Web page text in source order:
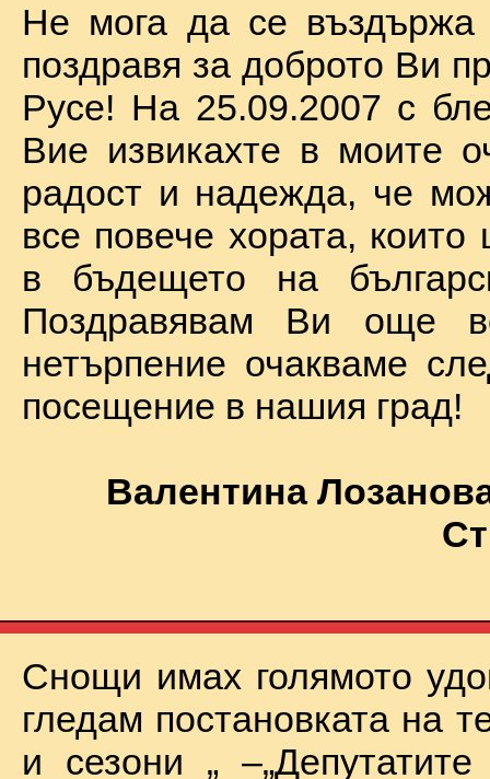
Не мога да се
поздравя за доброто Ви
Русе! На 25.09.2007 с
Вие извикахте в моите
радост и надежда, че
все повече хората, които
в бъдещето на
Поздравявам Ви още
нетърпение очакваме
посещение в нашия град!
Валентина
Снощи имах голямото
гледам постановката на
и сезони „